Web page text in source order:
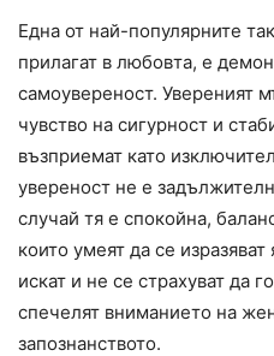
Една от най-популярните
прилагат в любовта, е
самоувереност. Увереният
чувство на сигурност и
възприемат като
увереност не е
случай тя е спокойна,
които умеят да се изразяват
искат и не се страхуват да
спечелят вниманието на
запознанството.